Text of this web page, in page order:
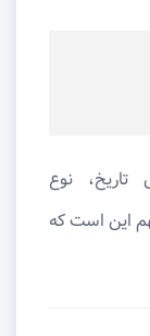
تاریخ، نوع
این است که